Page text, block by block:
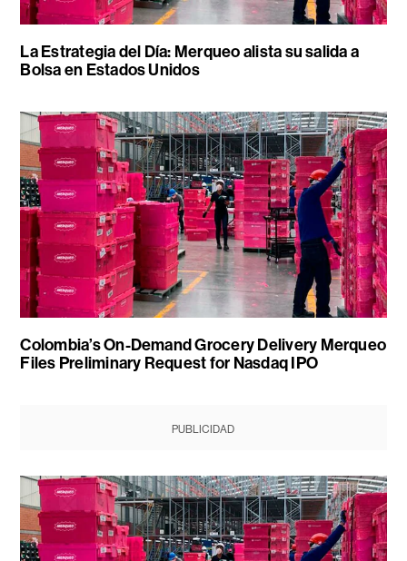
La Estrategia del Día: Merqueo alista su salida a
Bolsa en Estados Unidos
Colombia’s On-Demand Grocery Delivery Merqueo
Files Preliminary Request for Nasdaq IPO
PUBLICIDAD